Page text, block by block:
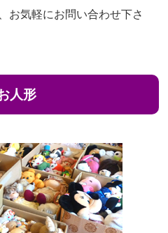
お気軽にお問い合わせ下さ
人形